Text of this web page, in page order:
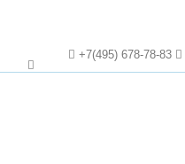
+7(495) 678-78-83